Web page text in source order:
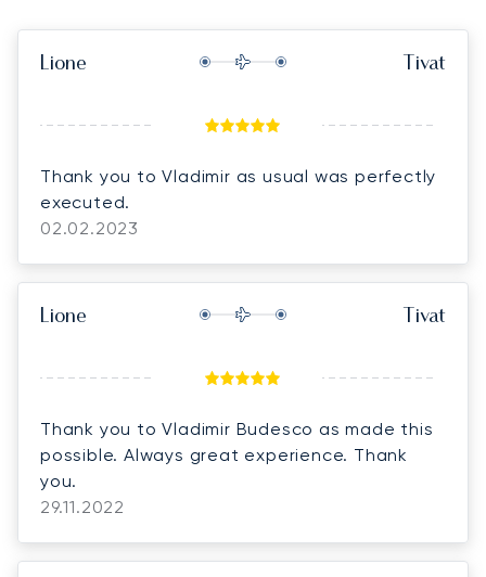
Lione Tivat
Thank you to Vladimir as usual was perfectly
executed.
02.02.2023
Lione Tivat
Thank you to Vladimir Budesco as made this
possible. Always great experience. Thank
you.
29.11.2022